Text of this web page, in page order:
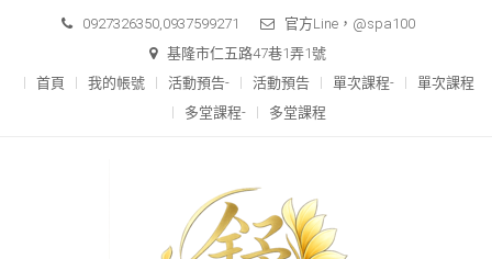
content
0927326350,0937599271
官方Line，@spa100
基隆市仁五路47巷1弄1號
首頁
我的帳號 活動預告- 活動預告 單次課程-
單次課程
多堂課程-
多堂課程